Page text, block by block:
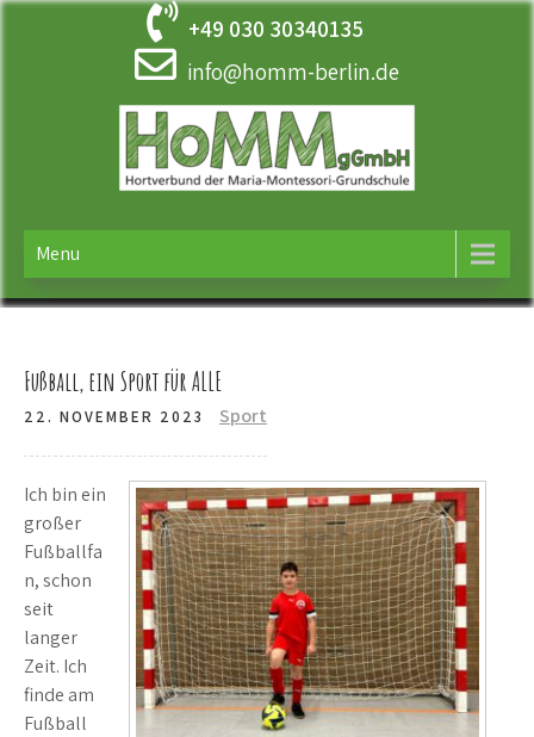
Skip
+49 030 30340135
info@homm-berlin.de
HOMM
Menu
Fußball, ein Sport für ALLE
22. NOVEMBER 2023 Sport
Ich bin ein
großer
Fußballfa
n, schon
seit
langer
Zeit. Ich
finde am
Fußball